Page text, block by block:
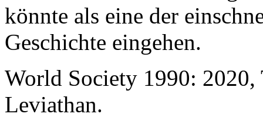
könnte als eine der
Geschichte eingehen.
World Society 1990: 2020,
Leviathan.